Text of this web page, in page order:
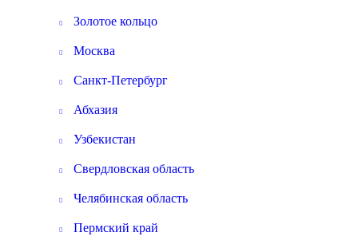
Золотое кольцо
Москва
Санкт-Петербург
Абхазия
Узбекистан
Свердловская область
Челябинская область
Пермский край